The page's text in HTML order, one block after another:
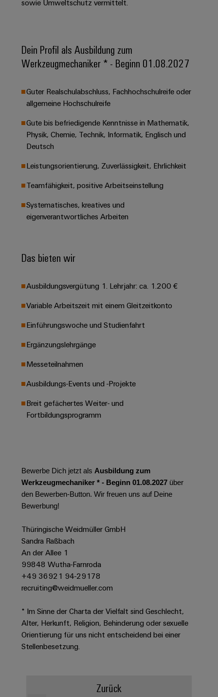
&
mit
vernetzten
Lösungen
Prozessindustrie
Mehr
Ressourceneffizienz
durch
Sonnenenergie
Schaltschrankbau
für
Herausforderungen
im
Moderne
und
Lösungen
klimafreundliche
Mobilitat
im
Bahnverkehr
Schiffbau
Umfassende
Verbindungslösungen
die
Industrie
für
die
Wasser-
und
Abwasserindustrie
Wasserstoff
Wasserstoff
als
Schlüsseltechnologie
für
die
Energiewende
Effizienter
Betrieb
von
Windparks
Automation
Industrial
Industrial
Service
Platform
easyConnect
Regler
Gerätehersteller
Connector
Equipment
Manufacturer
Ethernet
Touch-
Engineering-
Visualisierungstools
Energiemessung
Smart
Metering
Weidmüller
Industrial
Access
Cloud-
Services
Industrial
Service
Platform
easyConnect
&
Zubehör
Software
Markierer
Industriedrucker
Industrieleuchte
Cabinet
Infrastructure
Assemblierungsservice
Bestückte
Klemmenleisten
PSIRT
Digitale
Bestellmöglichkeiten
OCI-
EDI-
Schnittstelle
ALLE
SERVICES
Solution
Solution
Partner
Systemintegratoren
Messen
&
Events
Globale
Messen
Events
Chancen in der
Entwicklung
Thüringen
sowie Umweltschutz vermittelt.
Dein Profil als Ausbildung zum
Werkzeugmechaniker * - Beginn 01.08.2027
Guter Realschulabschluss, Fachhochschulreife oder
allgemeine Hochschulreife
Gute bis befriedigende Kenntnisse in Mathematik,
Physik, Chemie, Technik, Informatik, Englisch und
Deutsch
Leistungsorientierung, Zuverlässigkeit, Ehrlichkeit
Teamfähigkeit, positive Arbeitseinstellung
Systematisches, kreatives und
eigenverantwortliches Arbeiten
Das bieten wir
Ausbildungsvergütung 1. Lehrjahr: ca. 1.200 €
Variable Arbeitszeit mit einem Gleitzeitkonto
Einführungswoche und Studienfahrt
Ergänzungslehrgänge
Messeteilnahmen
Ausbildungs-Events und -Projekte
Breit gefächertes Weiter- und
Fortbildungsprogramm
Bewerbe Dich jetzt als Ausbildung zum
Werkzeugmechaniker * - Beginn 01.08.2027 über
den Bewerben-Button. Wir freuen uns auf Deine
Bewerbung!
Thüringische Weidmüller GmbH
Sandra Raßbach
An der Allee 1
99848 Wutha-Farnroda
+49 36921 94-29178
recruiting@weidmueller.com
* Im Sinne der Charta der Vielfalt sind Geschlecht,
Alter, Herkunft, Religion, Behinderung oder sexuelle
Orientierung für uns nicht entscheidend bei einer
Stellenbesetzung.
Zurück